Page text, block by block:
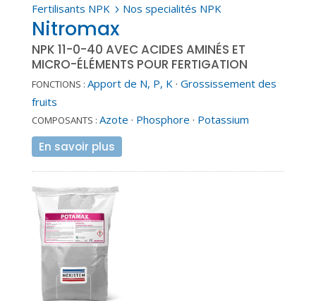
Fertilisants NPK 5 Nos specialités NPK
Nitromax
NPK 11-0-40 AVEC ACIDES AMINÉS ET
MICRO-ÉLÉMENTS POUR FERTIGATION
FONCTIONS : Apport de N, P, K · Grossissement des
fruits
COMPOSANTS : Azote · Phosphore · Potassium
En savoir plus